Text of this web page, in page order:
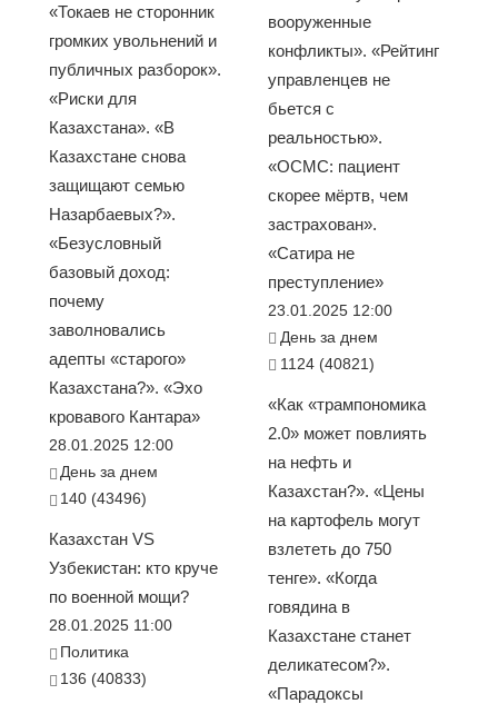
«Токаев не сторонник
громких увольнений и
публичных разборок».
«Риски для
Казахстана». «В
Казахстане снова
защищают семью
Назарбаевых?».
«Безусловный
базовый доход:
почему
заволновались
адепты «старого»
Казахстана?». «Эхо
кровавого Кантара»
28.01.2025 12:00
День за днем
140 (43496)
Казахстан VS
Узбекистан: кто круче
по военной мощи?
28.01.2025 11:00
Политика
136 (40833)
вооруженные
конфликты». «Рейтинг
управленцев не
бьется с
реальностью».
«ОСМС: пациент
скорее мёртв, чем
застрахован».
«Сатира не
преступление»
23.01.2025 12:00
День за днем
1124 (40821)
«Как «трампономика
2.0» может повлиять
на нефть и
Казахстан?». «Цены
на картофель могут
взлететь до 750
тенге». «Когда
говядина в
Казахстане станет
деликатесом?».
«Парадоксы